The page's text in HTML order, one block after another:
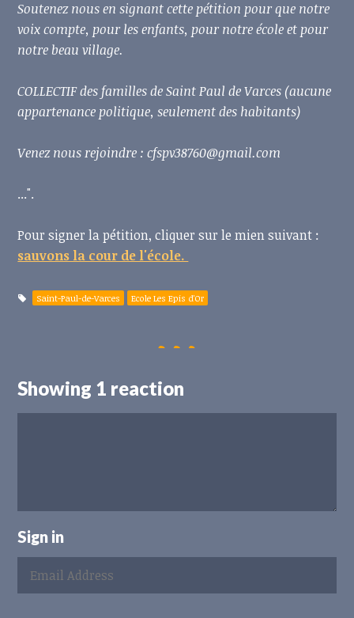
Soutenez nous en signant cette pétition pour que notre
voix compte, pour les enfants, pour notre école et pour
notre beau village.
COLLECTIF des familles de Saint Paul de Varces (aucune
appartenance politique, seulement des habitants)
Venez nous rejoindre :cfspv38760@gmail.com
...".
Pour signer la pétition, cliquer sur le mien suivant :
sauvons la cour de l'école.
Saint-Paul-de-Varces Ecole Les Epis d'Or
Showing 1 reaction
Sign in